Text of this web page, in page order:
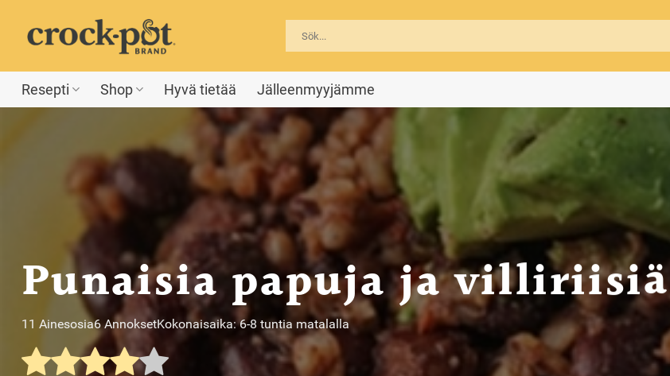
content
Resepti Shop Hyvä tietää Jälleenmyyjämme
Punaisia papuja ja villiriisiä
11 Ainesosia6 AnnoksetKokonaisaika: 6-8 tuntia matalalla